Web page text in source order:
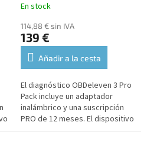
En stock
114,88 € sin IVA
139 €
Añadir a la cesta
El diagnóstico OBDeleven 3 Pro
Pack incluye un adaptador
inalámbrico y una suscripción
PRO de 12 meses. El dispositivo
es compatible con el idioma